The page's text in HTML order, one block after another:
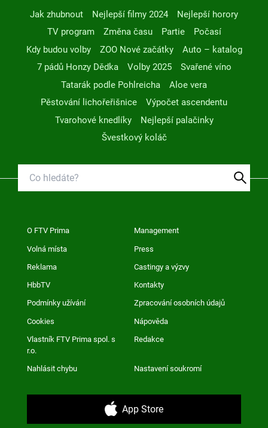
Jak zhubnout Nejlepší filmy 2024
Nejlepší horory
TV program
Změna času Partie
Počasí
Kdy budou volby
ZOO Nové začátky
Auto – katalog
7 pádů Honzy Dědka
Volby 2025
Svařené víno
Tatarák podle Pohlreicha
Aloe vera
Pěstování lichořeřišnice
Výpočet ascendentu
Tvarohové knedlíky
Nejlepší palačinky
Švestkový koláč
O FTV Prima Management
Volná místa Press
Reklama Castingy a výzvy
HbbTV Kontakty
Podmínky užívání Zpracování osobních údajů
Cookies Nápověda
Vlastník FTV Prima spol. s
r.o.
Redakce
Nahlásit chybu Nastavení soukromí
App Store